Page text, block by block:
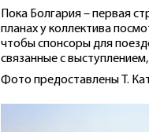
Пока Болгария – первая
планах у коллектива
чтобы спонсоры для
связанные с
Фото предоставлены Т.